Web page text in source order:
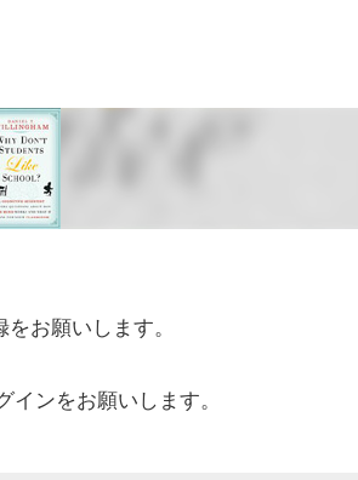
をお願いします。
インをお願いします。